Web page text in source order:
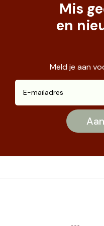
Mis
en
Meld je aan